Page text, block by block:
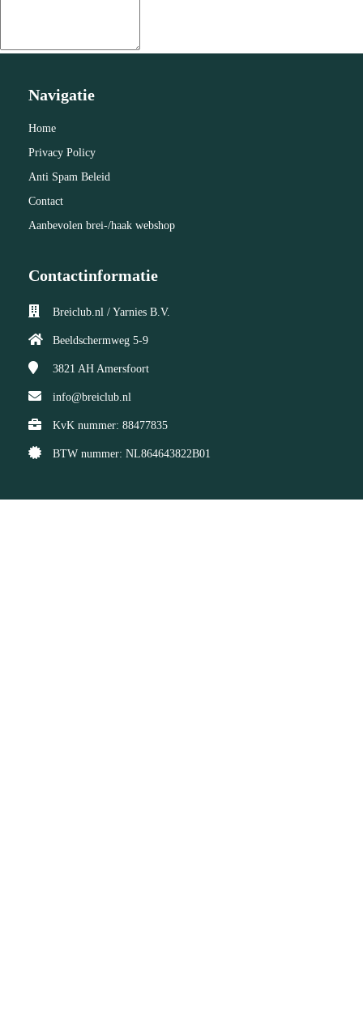
Navigatie
Home
Privacy Policy
Anti Spam Beleid
Contact
Aanbevolen brei-/haak webshop
Contactinformatie
Breiclub.nl / Yarnies B.V.
Beeldschermweg 5-9
3821 AH Amersfoort
info@breiclub.nl
KvK nummer: 88477835
BTW nummer: NL864643822B01